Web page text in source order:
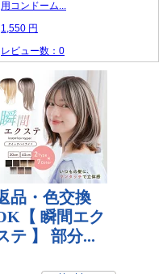
用コンドーム...
1,550 円
レビュー数：0